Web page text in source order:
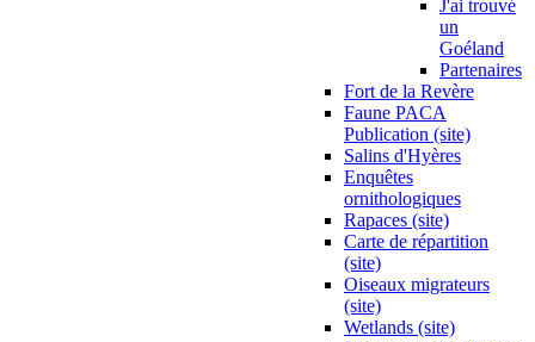
J'ai trouvé
un
Goéland
Partenaires
Fort de la Revère
Faune PACA
Publication (site)
Salins d'Hyères
Enquêtes
ornithologiques
Rapaces (site)
Carte de répartition
(site)
Oiseaux migrateurs
(site)
Wetlands (site)